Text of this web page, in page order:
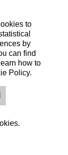
to
by
can find
how to
Policy.